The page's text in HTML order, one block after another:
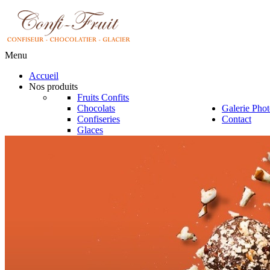
Menu
Accueil
Nos produits
Fruits Confits
Chocolats
Confiseries
Glaces
Galerie
Contact